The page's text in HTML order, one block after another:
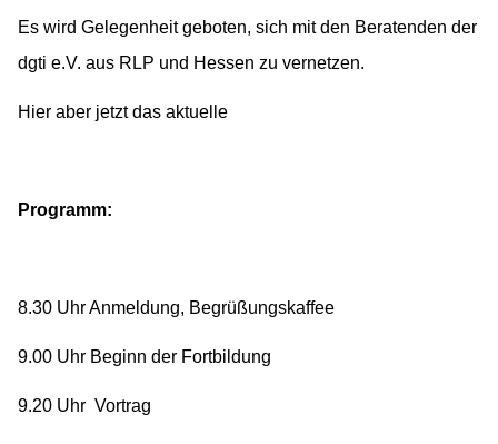
Es wird Gelegenheit geboten, sich mit den Beratenden der
dgti e.V. aus RLP und Hessen zu vernetzen.
Hier aber jetzt das aktuelle
Programm:
8.30 Uhr Anmeldung, Begrüßungskaffee
9.00 Uhr Beginn der Fortbildung
9.20 Uhr Vortrag